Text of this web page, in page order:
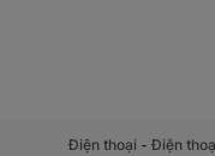
Điện thoại -Điện